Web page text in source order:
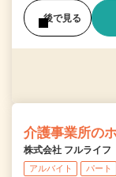
後で見る
介護事業所の
株式会社 フルライ
アルバイト パート